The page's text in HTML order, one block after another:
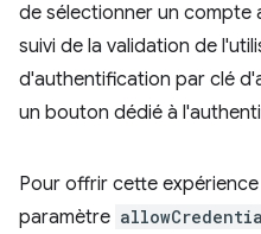
de sélectionner un compte
suivi de la validation de
d'authentification par clé
un bouton dédié à
Pour offrir cette
paramètre